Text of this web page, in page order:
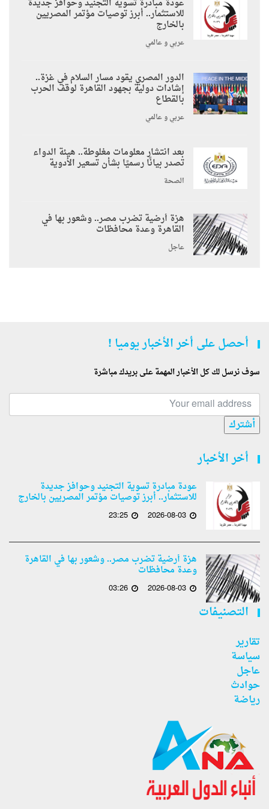
عودة مبادرة تسوية التجنيد وحوافز جديدة
للاستثمار.. أبرز توصيات مؤتمر المصريين
بالخارج
عربي و عالمي
الدور المصري يقود مسار السلام في غزة..
إشادات دولية بجهود القاهرة لوقف الحرب
بالقطاع
عربي و عالمي
بعد انتشار معلومات مغلوطة.. هيئة الدواء
تصدر بيانًا رسميًا بشأن تسعير الأدوية
الصحة
هزة أرضية تضرب مصر.. وشعور بها في
القاهرة وعدة محافظات
عاجل
أحصل على أخر الأخبار يوميا !
سوف نرسل لك كل الأخبار المهمة على بريدك مباشرة
أشترك
أخر الأخبار
عودة مبادرة تسوية التجنيد وحوافز جديدة
للاستثمار.. أبرز توصيات مؤتمر المصريين بالخارج
2026-08-03
23:25
هزة أرضية تضرب مصر.. وشعور بها في القاهرة
وعدة محافظات
2026-08-03
03:26
التصنيفات
تقارير
سياسة
عاجل
حوادث
رياضة